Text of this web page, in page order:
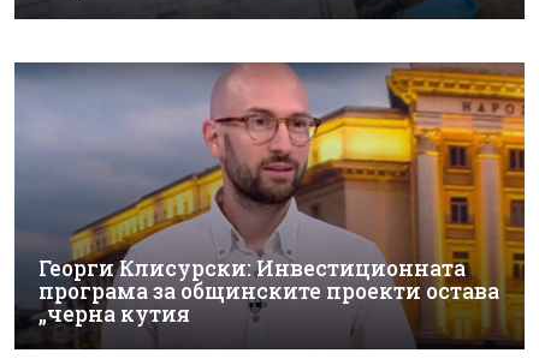
Георги Клисурски: Инвестиционната
програма за общинските проекти остава
„черна кутия